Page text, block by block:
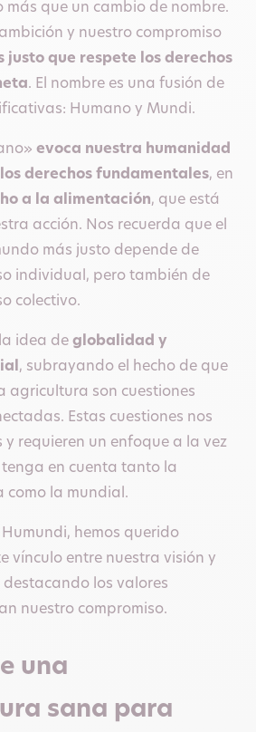
más que un cambio de nombre.
y nuestro compromiso
justo que respete los derechos
. El nombre es una fusión de
Humano y Mundi.
evoca nuestra humanidad
derechos fundamentales, en
a la alimentación, que está
acción. Nos recuerda que el
más justo depende de
individual, pero también de
colectivo.
idea de globalidad y
, subrayando el hecho de que
agricultura son cuestiones
Estas cuestiones nos
y requieren un enfoque a la vez
en cuenta tanto la
como la mundial.
hemos querido
vínculo entre nuestra visión y
los valores
nuestro compromiso.
una
sana para